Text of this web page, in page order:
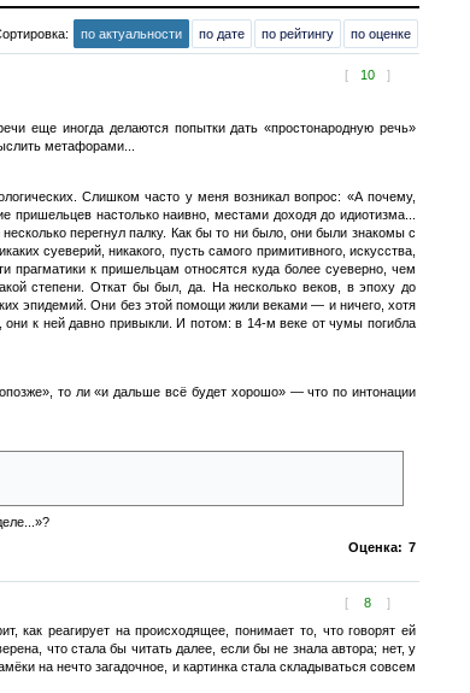
по актуальности по дате по рейтингу по оценке
[ 10 ]
еще иногда делаются попытки дать «простонародную речь»
метафорами...
Слишком часто у меня возникал вопрос: «А почему,
настолько наивно, местами доходя до идиотизма...
перегнул палку. Как бы то ни было, они были знакомы с
суеверий, никакого, пусть самого примитивного, искусства,
к пришельцам относятся куда более суеверно, чем
степени. Откат бы был, да. На несколько веков, в эпоху до
эпидемий. Они без этой помощи жили веками — и ничего, хотя
к ней давно привыкли. И потом: в 14-м веке от чумы погибла
то ли «и дальше всё будет хорошо» — что по интонации
Оценка: 7
[ 8 ]
как реагирует на происходящее, понимает то, что говорят ей
что стала бы читать далее, если бы не знала автора; нет, у
на нечто загадочное, и картинка стала складываться совсем